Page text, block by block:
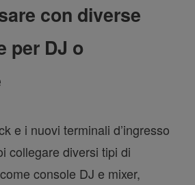
con diverse
per DJ o
e i nuovi terminali d’ingresso
collegare diversi tipi di
console DJ e mixer,